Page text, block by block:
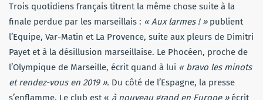
Trois quotidiens français titrent la même chose suite à la
finale perdue par les marseillais : « Aux larmes ! »publient
l’Equipe, Var-Matin et La Provence, suite aux pleurs de Dimitri
Payet et à la désillusion marseillaise. Le Phocéen, proche de
l’Olympique de Marseille, écrit quand à lui « bravo les minots
et rendez-vous en 2019 ». Du côté de l’Espagne, la presse
s’enflamme. Le club est « à nouveau grand en Europe » écrit